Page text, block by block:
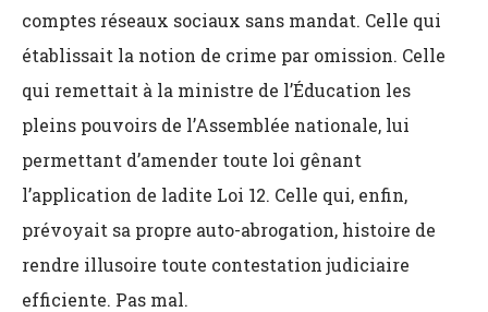
comptes réseaux sociaux sans mandat. Celle qui
établissait la notion de crime par omission. Celle
qui remettait à la ministre de l’Éducation les
pleins pouvoirs de l’Assemblée nationale, lui
permettant d’amender toute loi gênant
l’application de ladite Loi 12. Celle qui, enfin,
prévoyait sa propre auto-abrogation, histoire de
rendre illusoire toute contestation judiciaire
efficiente. Pas mal.